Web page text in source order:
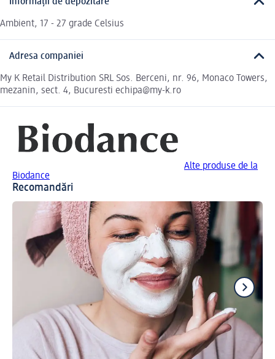
Ambient, 17 - 27 grade Celsius
Adresa companiei
My K Retail Distribution SRL Sos. Berceni, nr. 96, Monaco Towers,
mezanin, sect. 4, Bucuresti echipa@my-k.ro
Alte produse de la
Biodance
Recomandări